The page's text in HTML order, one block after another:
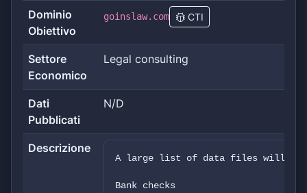
Dominio
Obiettivo
goinslaw.com CTI
Settore
Economico
Legal consulting
Dati
Pubblicati
N/D
Descrizione
A large list of data files will be
Bank checks